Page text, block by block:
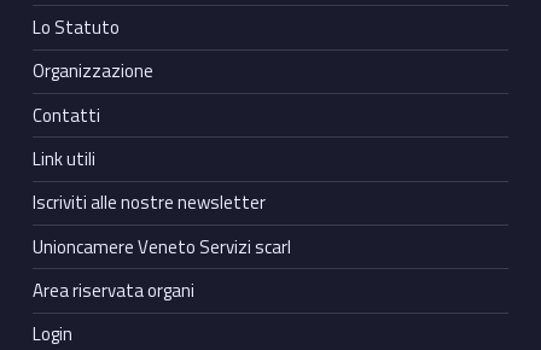
Lo Statuto
Organizzazione
Contatti
Link utili
Iscriviti alle nostre newsletter
Unioncamere Veneto Servizi scarl
Area riservata organi
Login